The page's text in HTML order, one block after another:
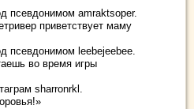
псевдонимом amraktsoper.
приветствует маму
псевдонимом leebejeebee.
во время игры
sharronrkl.